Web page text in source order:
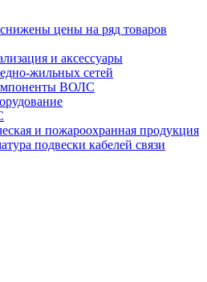
цены на ряд товаров
и аксессуары
жильных сетей
ВОЛС
и пожароохранная продукция
подвески кабелей связи